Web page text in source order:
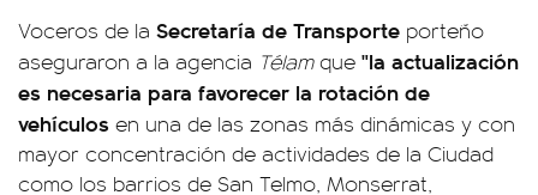
Voceros de la Secretaría de Transporte porteño
aseguraron a la agencia Télamque "la actualización
es necesaria para favorecer la rotación de
vehículos en una de las zonas más dinámicas y con
mayor concentración de actividades de la Ciudad
como los barrios de San Telmo, Monserrat,